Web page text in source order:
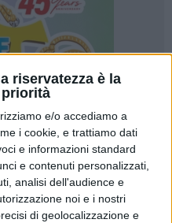
riservatezza è la
e/o accediamo a
i cookie, e trattiamo dati
e informazioni standard
e contenuti personalizzati,
analisi dell'audience e
noi e i nostri
di geolocalizzazione e